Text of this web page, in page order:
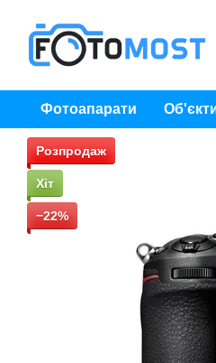
Фотоапарати
Розпродаж
Хіт
−22%